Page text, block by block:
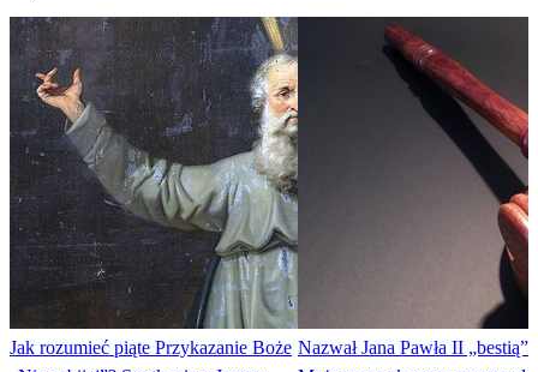
Jak rozumieć piąte Przykazanie Boże Nazwał Jana Pawła II „bestią”.